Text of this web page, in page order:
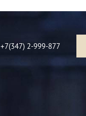
+7(347) 2-999-877